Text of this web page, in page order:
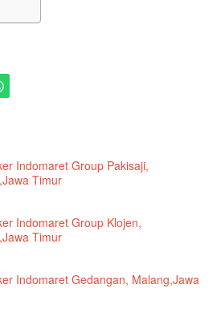
Indomaret Group Pakisaji,
Timur
Indomaret Group Klojen,
Timur
Indomaret Gedangan, Malang,Jawa